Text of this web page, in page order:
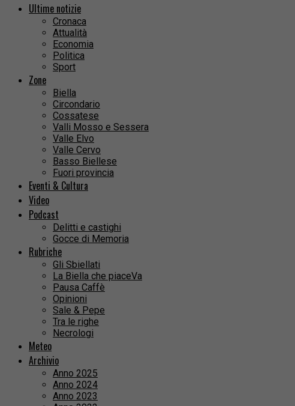
Ultime notizie
Cronaca
Attualità
Economia
Politica
Sport
Zone
Biella
Circondario
Cossatese
Valli Mosso e Sessera
Valle Elvo
Valle Cervo
Basso Biellese
Fuori provincia
Eventi & Cultura
Video
Podcast
Delitti e castighi
Gocce di Memoria
Rubriche
Gli Sbiellati
La Biella che piaceVa
Pausa Caffè
Opinioni
Sale & Pepe
Tra le righe
Necrologi
Meteo
Archivio
Anno 2025
Anno 2024
Anno 2023